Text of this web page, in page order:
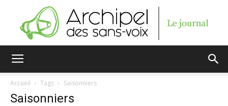
Accueil Tags Saisonniers
Saisonniers